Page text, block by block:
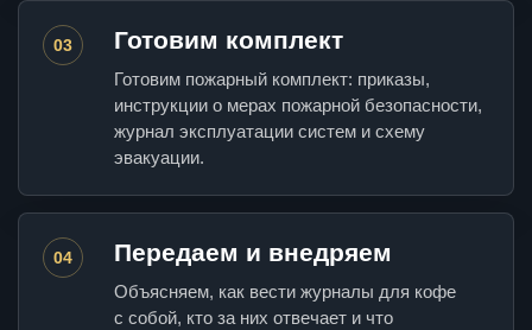
03 Готовим комплект
Готовим пожарный комплект: приказы,
инструкции о мерах пожарной безопасности,
журнал эксплуатации систем и схему
эвакуации.
04 Передаем и внедряем
Объясняем, как вести журналы для кофе
с собой, кто за них отвечает и что